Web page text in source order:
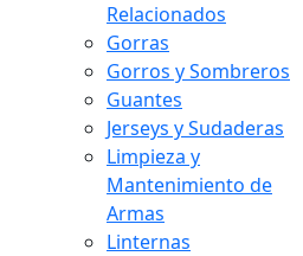
Relacionados
Gorras
Gorros y Sombreros
Guantes
Jerseys y Sudaderas
Limpieza y
Mantenimiento de
Armas
Linternas